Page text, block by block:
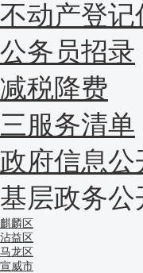
不动产登记
公务员招录
减税降费
三服务清单
政府信息
基层政务
麒麟区
沾益区
马龙区
宣威市